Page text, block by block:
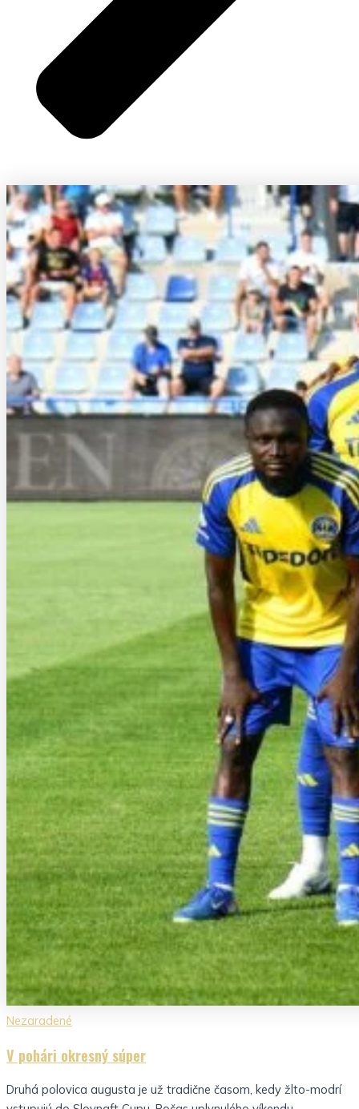
Nezaradené
V pohári okresný súper
Druhá polovica augusta je už tradične časom, kedy žlto-modrí